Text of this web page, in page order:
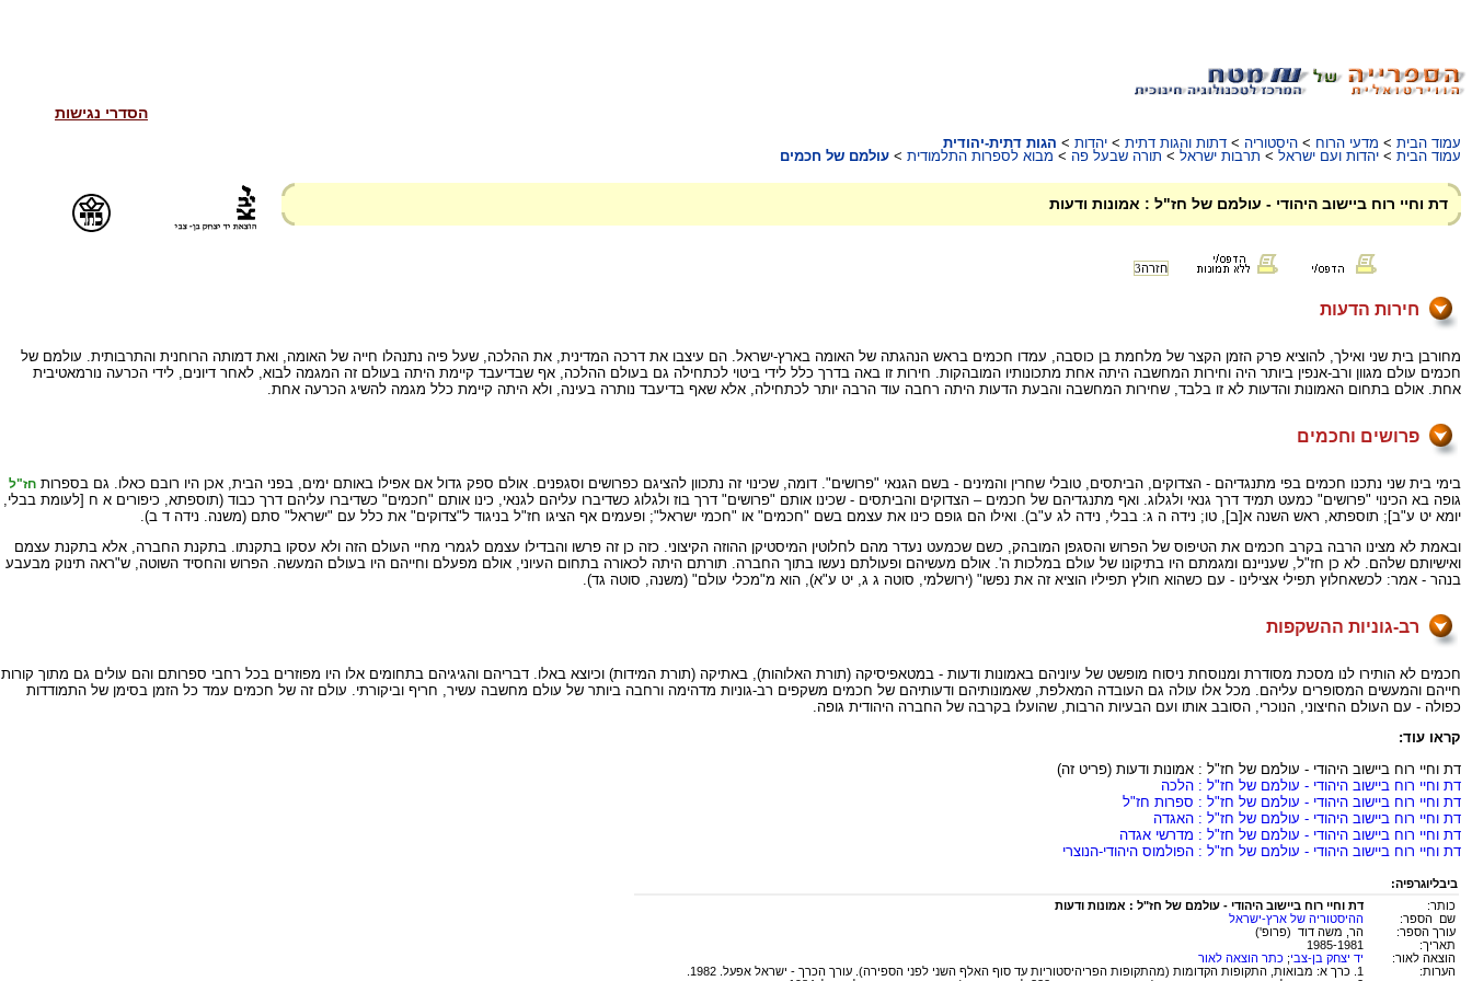
הסדרי נגישות
עמוד הבית > מדעי הרוח > היסטוריה > דתות והגות דתית > יהדות > הגות דתית-יהודית
עמוד הבית > יהדות ועם ישראל > תרבות ישראל > תורה שבעל פה > מבוא לספרות התלמודית > עולמם של חכמים
דת וחיי רוח ביישוב היהודי - עולמם של חז"ל : אמונות ודעות
חזרה3
חירות הדעות
מחורבן בית שני ואילך, להוציא פרק הזמן הקצר של מלחמת בן כוסבה, עמדו חכמים בראש הנהגתה של האומה בארץ-ישראל. הם עיצבו את דרכה המדינית, את ההלכה, שעל פיה נתנהלו חייה של האומה, ואת דמותה הרוחנית והתרבותית. עולמם של
חכמים עולם מגוון ורב-אנפין ביותר היה וחירות המחשבה היתה אחת מתכונותיו המובהקות. חירות זו באה בדרך כלל לידי ביטוי לכתחילה גם בעולם ההלכה, אף שבדיעבד קיימת היתה בעולם זה המגמה לבוא, לאחר דיונים, לידי הכרעה נורמאטיבית
אחת. אולם בתחום האמונות והדעות לא זו בלבד, שחירות המחשבה והבעת הדעות היתה רחבה עוד הרבה יותר לכתחילה, אלא שאף בדיעבד נותרה בעינה, ולא היתה קיימת כלל מגמה להשיג הכרעה אחת.
פרושים וחכמים
בימי בית שני נתכנו חכמים בפי מתנגדיהם - הצדוקים, הביתסים, טובלי שחרין והמינים - בשם הגנאי "פרושים". דומה, שכינוי זה נתכוון להציגם כפרושים וסגפנים. אולם ספק גדול אם אפילו באותם ימים, בפני הבית, אכן היו רובם כאלו. גם בספרות חז"ל
גופה בא הכינוי "פרושים" כמעט תמיד דרך גנאי ולגלוג. ואף מתנגדיהם של חכמים – הצדוקים והביתסים - שכינו אותם "פרושים" דרך בוז ולגלוג כשדיברו עליהם לגנאי, כינו אותם "חכמים" כשדיברו עליהם דרך כבוד (תוספתא, כיפורים א ח [לעומת בבלי,
יומא יט ע"ב]; תוספתא, ראש השנה א[ב], טו; נידה ה ג: בבלי, נידה לג ע"ב). ואילו הם גופם כינו את עצמם בשם "חכמים" או "חכמי ישראל"; ופעמים אף הציגו חז"ל בניגוד ל"צדוקים" את כלל עם "ישראל" סתם (משנה. נידה ד ב).
ובאמת לא מצינו הרבה בקרב חכמים את הטיפוס של הפרוש והסגפן המובהק, כשם שכמעט נעדר מהם לחלוטין המיסטיקן ההוזה הקיצוני. כזה כן זה פרשו והבדילו עצמם לגמרי מחיי העולם הזה ולא עסקו בתקנתו. בתקנת החברה, אלא בתקנת עצמם
ואישיותם שלהם. לא כן חז"ל, שעניינם ומגמתם היו בתיקונו של עולם במלכות ה'. אולם מעשיהם ופעולתם נעשו בתוך החברה. תורתם היתה לכאורה בתחום העיוני, אולם מפעלם וחייהם היו בעולם המעשה. הפרוש והחסיד השוטה, ש"ראה תינוק מבעבע
בנהר - אמר: לכשאחלוץ תפילי אצילינו - עם כשהוא חולץ תפיליו הוציא זה את נפשו" (ירושלמי, סוטה ג ג, יט ע"א), הוא מ"מכלי עולם" (משנה, סוטה גד).
רב-גוניות ההשקפות
חכמים לא הותירו לנו מסכת מסודרת ומנוסחת ניסוח מופשט של עיוניהם באמונות ודעות - במטאפיסיקה (תורת האלוהות), באתיקה (תורת המידות) וכיוצא באלו. דבריהם והגיגיהם בתחומים אלו היו מפוזרים בכל רחבי ספרותם והם עולים גם מתוך קורות
חייהם והמעשים המסופרים עליהם. מכל אלו עולה גם העובדה המאלפת, שאמונותיהם ודעותיהם של חכמים משקפים רב-גוניות מדהימה ורחבה ביותר של עולם מחשבה עשיר, חריף וביקורתי. עולם זה של חכמים עמד כל הזמן בסימן של התמודדות
כפולה - עם העולם החיצוני, הנוכרי, הסובב אותו ועם הבעיות הרבות, שהועלו בקרבה של החברה היהודית גופה.
קראו עוד:
דת וחיי רוח ביישוב היהודי - עולמם של חז"ל : אמונות ודעות (פריט זה)
דת וחיי רוח ביישוב היהודי - עולמם של חז"ל : הלכה
דת וחיי רוח ביישוב היהודי - עולמם של חז"ל : ספרות חז"ל
דת וחיי רוח ביישוב היהודי - עולמם של חז"ל : האגדה
דת וחיי רוח ביישוב היהודי - עולמם של חז"ל : מדרשי אגדה
דת וחיי רוח ביישוב היהודי - עולמם של חז"ל : הפולמוס היהודי-הנוצרי
ביבליוגרפיה:
כותר:
דת וחיי רוח ביישוב היהודי - עולמם של חז"ל : אמונות ודעות
שם הספר:
ההיסטוריה של ארץ-ישראל
עורך הספר:
הר, משה דוד (פרופ')
תאריך:
1985-1981
הוצאה לאור:
יד יצחק בן-צבי; כתר הוצאה לאור
הערות:
1. כרך א: מבואות, התקופות הקדומות (מהתקופות הפריהיסטוריות עד סוף האלף השני לפני הספירה). עורך הכרך - ישראל אפעל. 1982.